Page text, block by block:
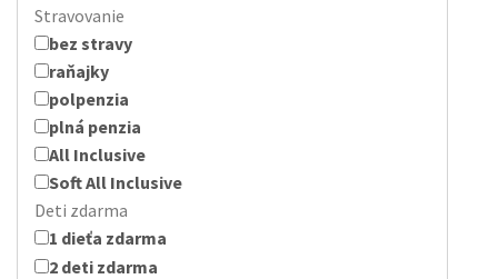
Stravovanie
bez stravy
raňajky
polpenzia
plná penzia
All Inclusive
Soft All Inclusive
Deti zdarma
1 dieťa zdarma
2 deti zdarma